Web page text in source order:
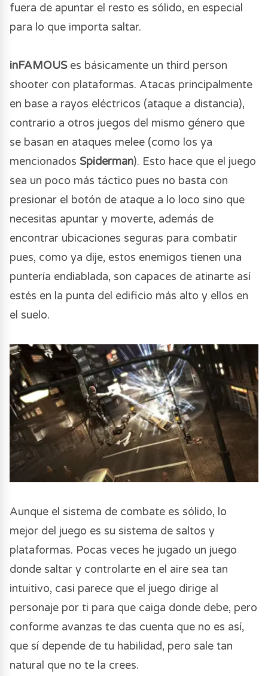
fuera de apuntar el resto es sólido, en especial
para lo que importa saltar.
inFAMOUS es básicamente un third person
shooter con plataformas. Atacas principalmente
en base a rayos eléctricos (ataque a distancia),
contrario a otros juegos del mismo género que
se basan en ataques melee (como los ya
mencionados Spiderman). Esto hace que el juego
sea un poco más táctico pues no basta con
presionar el botón de ataque a lo loco sino que
necesitas apuntar y moverte, además de
encontrar ubicaciones seguras para combatir
pues, como ya dije, estos enemigos tienen una
puntería endiablada, son capaces de atinarte así
estés en la punta del edificio más alto y ellos en
el suelo.
Aunque el sistema de combate es sólido, lo
mejor del juego es su sistema de saltos y
plataformas. Pocas veces he jugado un juego
donde saltar y controlarte en el aire sea tan
intuitivo, casi parece que el juego dirige al
personaje por ti para que caiga donde debe, pero
conforme avanzas te das cuenta que no es así,
que sí depende de tu habilidad, pero sale tan
natural que no te la crees.